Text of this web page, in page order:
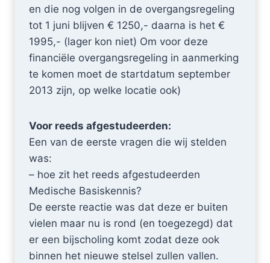
en die nog volgen in de overgangsregeling
tot 1 juni blijven € 1250,- daarna is het €
1995,- (lager kon niet) Om voor deze
financiële overgangsregeling in aanmerking
te komen moet de startdatum september
2013 zijn, op welke locatie ook)
Voor reeds afgestudeerden:
Een van de eerste vragen die wij stelden
was:
– hoe zit het reeds afgestudeerden
Medische Basiskennis?
De eerste reactie was dat deze er buiten
vielen maar nu is rond (en toegezegd) dat
er een bijscholing komt zodat deze ook
binnen het nieuwe stelsel zullen vallen.